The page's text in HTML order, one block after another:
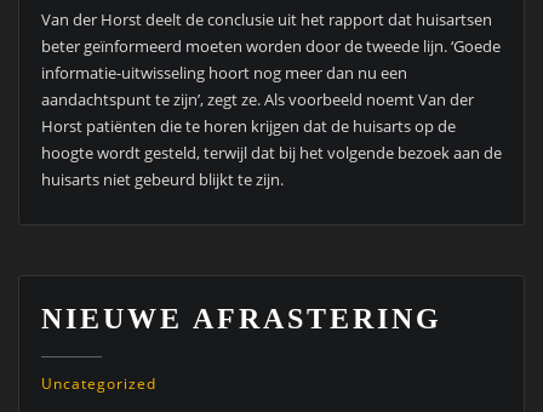
Van der Horst deelt de conclusie uit het rapport dat huisartsen
beter geïnformeerd moeten worden door de tweede lijn. ‘Goede
informatie-uitwisseling hoort nog meer dan nu een
aandachtspunt te zijn’, zegt ze. Als voorbeeld noemt Van der
Horst patiënten die te horen krijgen dat de huisarts op de
hoogte wordt gesteld, terwijl dat bij het volgende bezoek aan de
huisarts niet gebeurd blijkt te zijn.
NIEUWE AFRASTERING
Uncategorized